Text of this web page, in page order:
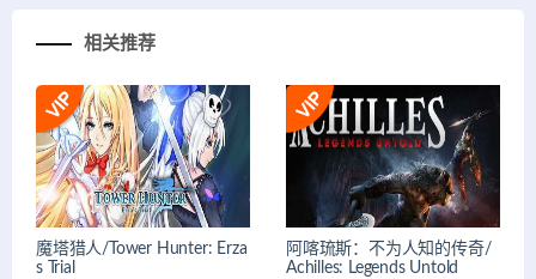
相关推荐
魔塔猎人/Tower Hunter: Erza
s Trial
阿喀琉斯：不为人知的传奇/
Achilles: Legends Untold